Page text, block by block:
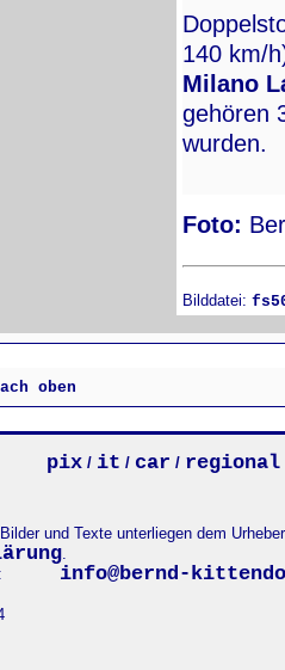
140 km/
Milano
gehören
wurden.
Foto:
Bilddatei:
oben
pix / it / car / regional
und Texte unterliegen dem
.
info@bernd-